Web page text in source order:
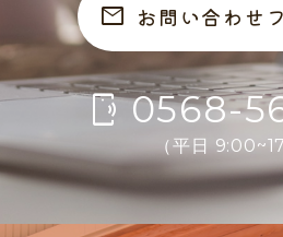
mail お問い合わせ
phonelink_ring 0568-
（平日